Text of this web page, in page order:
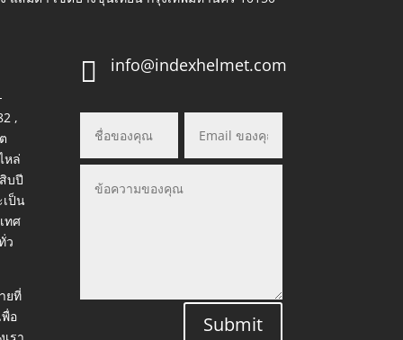
,
หล่
บปี
ป็น
ทศ
ว
ยที่
อ
 info@indexhelmet.com
Submit